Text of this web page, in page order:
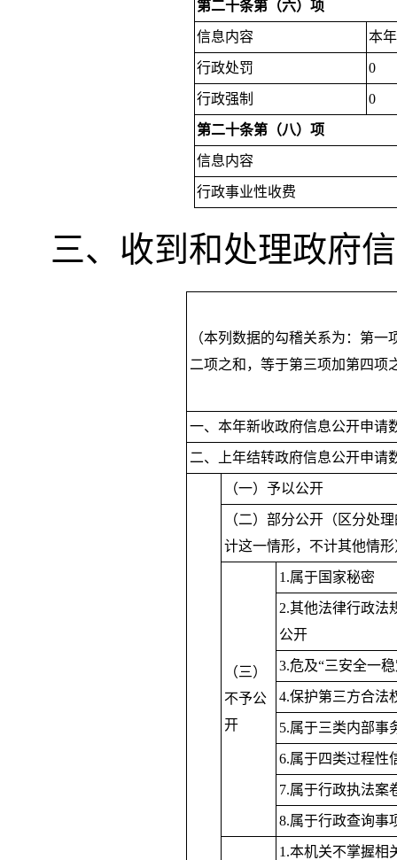
第二十条第（六）项
信息内容 本
行政处罚 0
行政强制 0
第二十条第（八）项
信息内容
行政事业性收费
三、收到和处理政府
（本列数据的勾稽关系为：第一
二项之和 ， 等于第三项加第四项
一、本年新收政府信息公开申请
二、上年结转政府信息公开申请
（一）予以公开
（二）部分公开（区分处
计这一情形，不计其他情形
（三）
不予公
开
1.属于国家秘密
2.其他法律行政法
公开
3.危及“三安全一稳
4.保护第三方合法
5.属于三类内部事
6.属于四类过程性
7.属于行政执法案
8.属于行政查询事
1.本机关不掌握相